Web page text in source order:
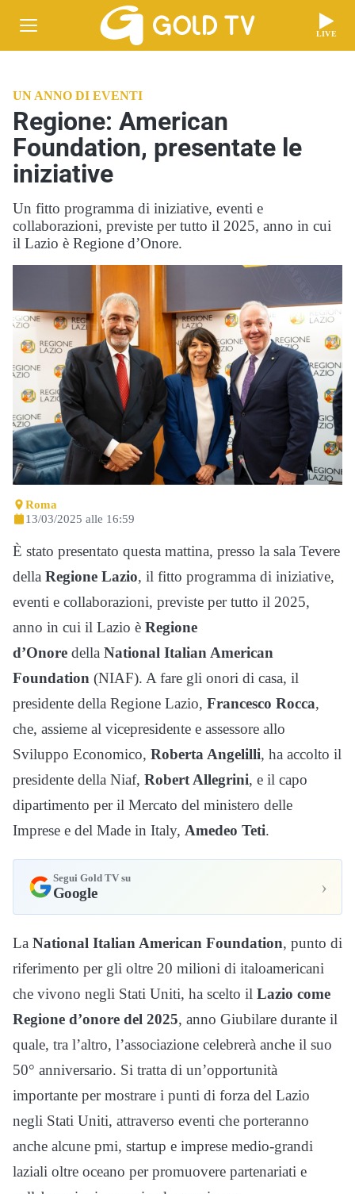
LIVE
UN ANNO DI EVENTI
Regione: American
Foundation, presentate le
iniziative
Un fitto programma di iniziative, eventi e
collaborazioni, previste per tutto il 2025, anno in cui
il Lazio è Regione d’Onore.
Roma
13/03/2025 alle 16:59
È stato presentato questa mattina, presso la sala Tevere
della Regione Lazio, il fitto programma di iniziative,
eventi e collaborazioni, previste per tutto il 2025,
anno in cui il Lazio è Regione
d’Onore della National Italian American
Foundation (NIAF). A fare gli onori di casa, il
presidente della Regione Lazio, Francesco Rocca,
che, assieme al vicepresidente e assessore allo
Sviluppo Economico, Roberta Angelilli, ha accolto il
presidente della Niaf, Robert Allegrini, e il capo
dipartimento per il Mercato del ministero delle
Imprese e del Made in Italy, Amedeo Teti.
Segui Gold TV su
Google ›
La National Italian American Foundation, punto di
riferimento per gli oltre 20 milioni di italoamericani
che vivono negli Stati Uniti, ha scelto il Lazio come
Regione d’onore del 2025, anno Giubilare durante il
quale, tra l’altro, l’associazione celebrerà anche il suo
50° anniversario. Si tratta di un’opportunità
importante per mostrare i punti di forza del Lazio
negli Stati Uniti, attraverso eventi che porteranno
anche alcune pmi, startup e imprese medio-grandi
laziali oltre oceano per promuovere partenariati e